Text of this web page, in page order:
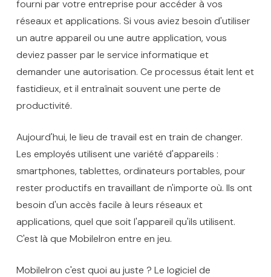
fourni par votre entreprise pour accéder à vos
réseaux et applications. Si vous aviez besoin d'utiliser
un autre appareil ou une autre application, vous
deviez passer par le service informatique et
demander une autorisation. Ce processus était lent et
fastidieux, et il entraînait souvent une perte de
productivité.
Aujourd'hui, le lieu de travail est en train de changer.
Les employés utilisent une variété d'appareils :
smartphones, tablettes, ordinateurs portables, pour
rester productifs en travaillant de n'importe où. Ils ont
besoin d'un accès facile à leurs réseaux et
applications, quel que soit l'appareil qu'ils utilisent.
C'est là que MobileIron entre en jeu.
MobileIron c'est quoi au juste ? Le logiciel de